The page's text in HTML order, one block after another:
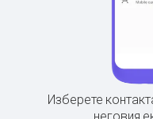
Изберете
неговия